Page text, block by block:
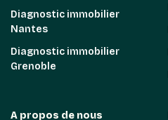
Diagnostic immobilier
Nantes
Diagnostic immobilier
Grenoble
A propos de nous